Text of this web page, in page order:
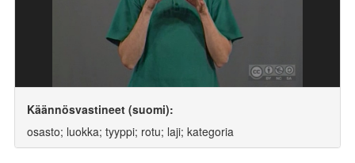
Käännösvastineet (suomi):
osasto; luokka; tyyppi; rotu; laji; kategoria